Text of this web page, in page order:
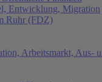
Entwicklung, Migration
Ruhr (FDZ)
Arbeitsmarkt, Aus-